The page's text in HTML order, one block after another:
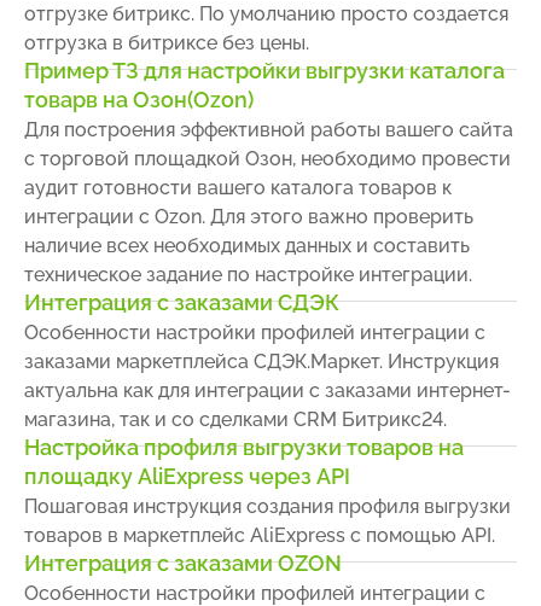
отгрузке битрикс. По умолчанию просто создается
отгрузка в битриксе без цены.
Пример ТЗ для настройки выгрузки каталога
товарв на Озон(Ozon)
Для построения эффективной работы вашего сайта
с торговой площадкой Озон, необходимо провести
аудит готовности вашего каталога товаров к
интеграции с Ozon. Для этого важно проверить
наличие всех необходимых данных и составить
техническое задание по настройке интеграции.
Интеграция с заказами СДЭК
Особенности настройки профилей интеграции с
заказами маркетплейса СДЭК.Маркет. Инструкция
актуальна как для интеграции с заказами интернет-
магазина, так и со сделками CRM Битрикс24.
Настройка профиля выгрузки товаров на
площадку AliExpress через API
Пошаговая инструкция создания профиля выгрузки
товаров в маркетплейс AliExpress с помощью API.
Интеграция с заказами OZON
Особенности настройки профилей интеграции с